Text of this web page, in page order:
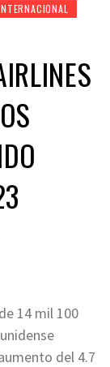
14 mil 100
del 4.7